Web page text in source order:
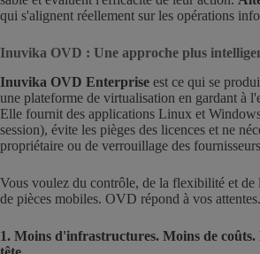
qui s'alignent réellement sur les opérations
Inuvika OVD : Une approche plus
Inuvika OVD Enterprise est ce qui se
une plateforme de virtualisation en gardant à
Elle fournit des applications Linux et
session), évite les pièges des licences et ne
propriétaire ou de verrouillage des
Vous voulez du contrôle, de la flexibilité et de
de pièces mobiles. OVD répond à vos attentes.
1. Moins d'infrastructures. Moins de coûts.